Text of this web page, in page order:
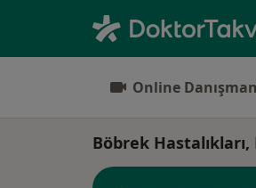
Online
Böbrek Hastalıkları,